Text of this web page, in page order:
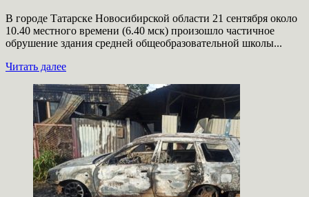
В городе Татарске Новосибирской области 21 сентября около
10.40 местного времени (6.40 мск) произошло частичное
обрушение здания средней общеобразовательной школы...
Читать далееПрочитать
о
В
Новосибирской
области
рухнула
школа
1937
года
постройки